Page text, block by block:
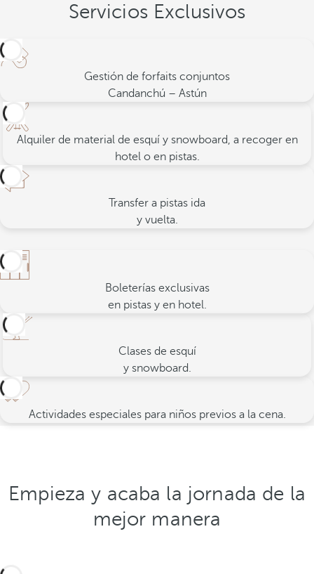
Servicios Exclusivos
Gestión de forfaits conjuntos
Candanchú – Astún
Alquiler de material de esquí y snowboard, a recoger en
hotel o en pistas.
Transfer a pistas ida
y vuelta.
Boleterías exclusivas
en pistas y en hotel.
Clases de esquí
y snowboard.
Actividades especiales para niños previos a la cena.
Empieza y acaba la jornada de la
mejor manera